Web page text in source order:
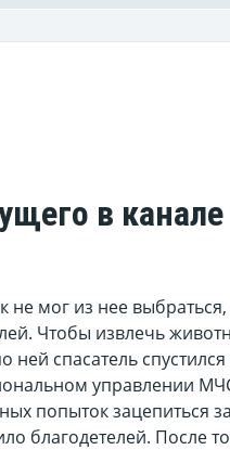
в канале
не мог из нее
Чтобы извлечь
спасатель
управлении
попыток зацепиться
благодетелей. После